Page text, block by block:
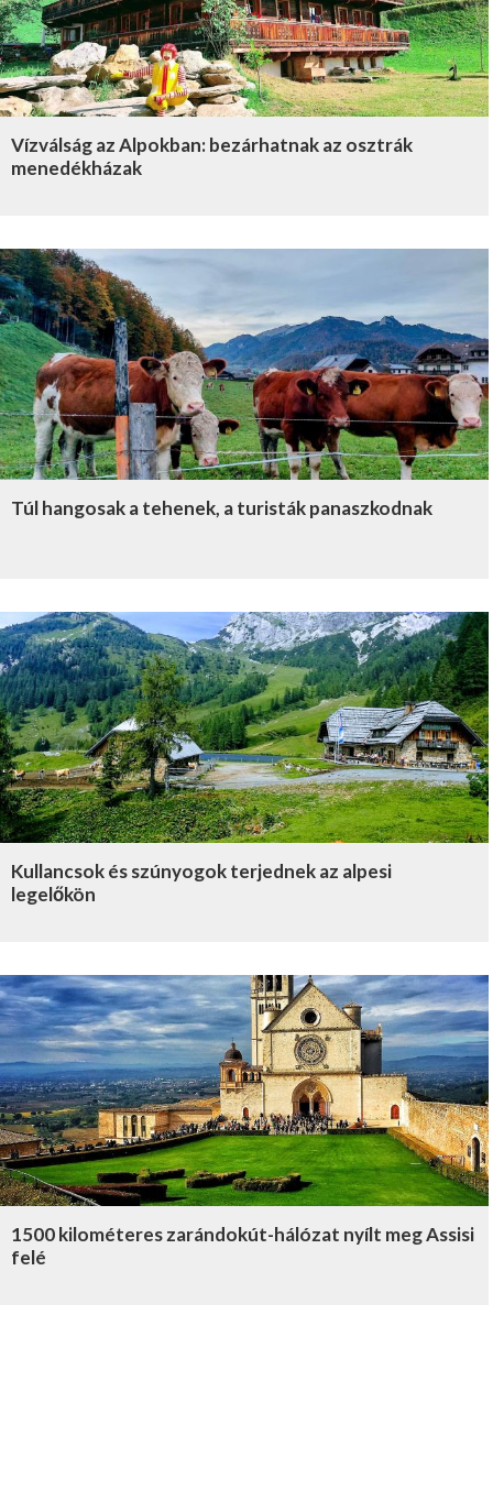
Vízválság az Alpokban: bezárhatnak az osztrák
menedékházak
Túl hangosak a tehenek, a turisták panaszkodnak
Kullancsok és szúnyogok terjednek az alpesi
legelőkön
1500 kilométeres zarándokút-hálózat nyílt meg Assisi
felé